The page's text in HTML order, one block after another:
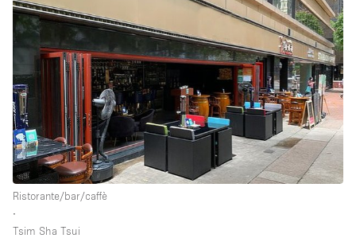
Ristorante/bar/caffè
∙
Tsim Sha Tsui